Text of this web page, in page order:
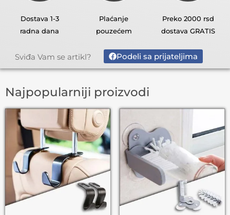
Dostava 1-3
radna dana
Plaćanje
pouzećem
Preko 2000 rsd
dostava GRATIS
Sviđa Vam se artikl? Podeli sa prijateljima
Najpopularniji proizvodi